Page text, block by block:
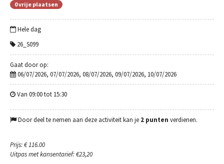
0 vrije plaatsen
Hele dag
26_S099
Gaat door op:
06/07/2026, 07/07/2026, 08/07/2026, 09/07/2026, 10/07/2026
Van 09:00 tot 15:30
Door deel te nemen aan deze activiteit kan je 2 punten verdienen.
Prijs: € 116.00
Uitpas met kansentarief: €23,20